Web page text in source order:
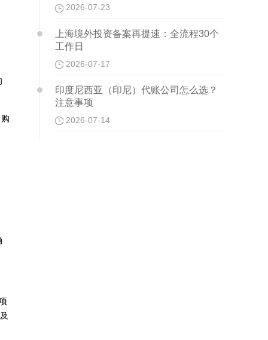
2026-07-23
上海境外投资备案再提速：全流程30个
工作日
2026-07-17
印度尼西亚（印尼）代账公司怎么选？
注意事项
2026-07-14